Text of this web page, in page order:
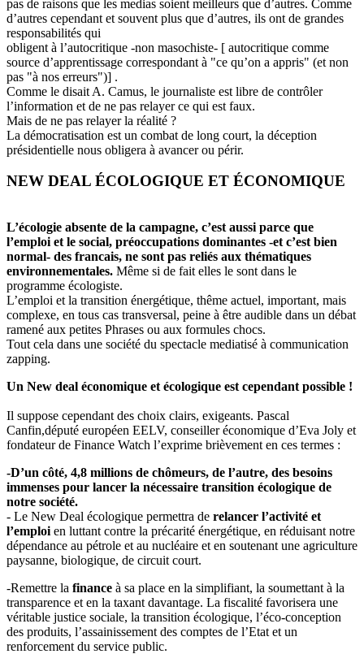
pas de raisons que les medias soient meilleurs que d’autres. Comme
d’autres cependant et souvent plus que d’autres, ils ont de grandes
responsabilités qui
obligent à l’autocritique -non masochiste- [ autocritique comme
source d’apprentissage correspondant à "ce qu’on a appris" (et non
pas "à nos erreurs")] .
Comme le disait A. Camus, le journaliste est libre de contrôler
l’information et de ne pas relayer ce qui est faux.
Mais de ne pas relayer la réalité ?
La démocratisation est un combat de long court, la déception
présidentielle nous obligera à avancer ou périr.
NEW DEAL ÉCOLOGIQUE ET ÉCONOMIQUE
L’écologie absente de la campagne, c’est aussi parce que
l’emploi et le social, préoccupations dominantes -et c’est bien
normal- des francais, ne sont pas reliés aux thématiques
environnementales. Même si de fait elles le sont dans le
programme écologiste.
L’emploi et la transition énergétique, thême actuel, important, mais
complexe, en tous cas transversal, peine à être audible dans un débat
ramené aux petites Phrases ou aux formules chocs.
Tout cela dans une société du spectacle mediatisé à communication
zapping.
Un New deal économique et écologique est cependant possible !
Il suppose cependant des choix clairs, exigeants. Pascal
Canfin,député européen EELV, conseiller économique d’Eva Joly et
fondateur de Finance Watch l’exprime brièvement en ces termes :
-D’un côté, 4,8 millions de chômeurs, de l’autre, des besoins
immenses pour lancer la nécessaire transition écologique de
notre société.
- Le New Deal écologique permettra de relancer l’activité et
l’emploi en luttant contre la précarité énergétique, en réduisant notre
dépendance au pétrole et au nucléaire et en soutenant une agriculture
paysanne, biologique, de circuit court.
-Remettre la finance à sa place en la simplifiant, la soumettant à la
transparence et en la taxant davantage. La fiscalité favorisera une
véritable justice sociale, la transition écologique, l’éco-conception
des produits, l’assainissement des comptes de l’Etat et un
renforcement du service public.